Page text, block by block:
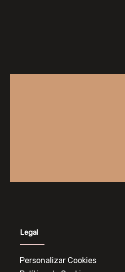
Legal
Personalizar Cookies